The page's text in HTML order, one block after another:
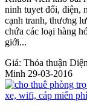
ninh tuyet đối, điện,
cạnh tranh, thương
chứa các loại hàng
giới...
Giá: Thỏa thuận
Minh 29-03-2016